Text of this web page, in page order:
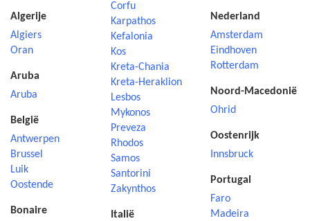
Algerije
Algiers
Oran
Aruba
Aruba
België
Antwerpen
Brussel
Luik
Oostende
Bonaire
Corfu
Karpathos
Kefalonia
Kos
Kreta-Chania
Kreta-Heraklion
Lesbos
Mykonos
Preveza
Rhodos
Samos
Santorini
Zakynthos
Italië
Nederland
Amsterdam
Eindhoven
Rotterdam
Noord-Macedonië
Ohrid
Oostenrijk
Innsbruck
Portugal
Faro
Madeira